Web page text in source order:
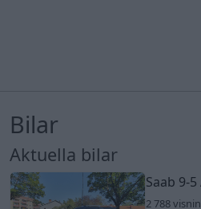
Bilar
Aktuella bilar
Saab 9-
2 788